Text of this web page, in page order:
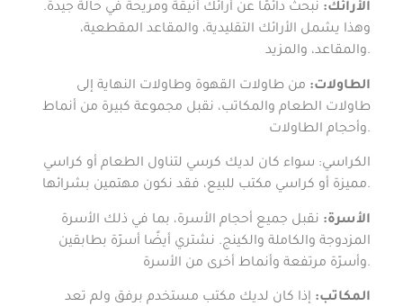
الأرائك: نبحث دائمًا عن أرائك أنيقة ومريحة في حالة جيدة.
وهذا يشمل الأرائك التقليدية، والمقاعد المقطعية،
والمقاعد، والمزيد.
الطاولات: من طاولات القهوة وطاولات النهاية إلى
طاولات الطعام والمكاتب، نقبل مجموعة كبيرة من أنماط
وأحجام الطاولات.
الكراسي: سواء كان لديك كرسي لتناول الطعام أو كراسي
مميزة أو كراسي مكتب للبيع، فقد نكون مهتمين بشرائها.
الأسرة: نقبل جميع أحجام الأسرة، بما في ذلك الأسرة
المزدوجة والكاملة والكينج. نشتري أيضًا أسرّة بطابقين
وأسرّة مرتفعة وأنماط أخرى من الأسرة.
المكاتب: إذا كان لديك مكتب مستخدم برفق ولم تعد